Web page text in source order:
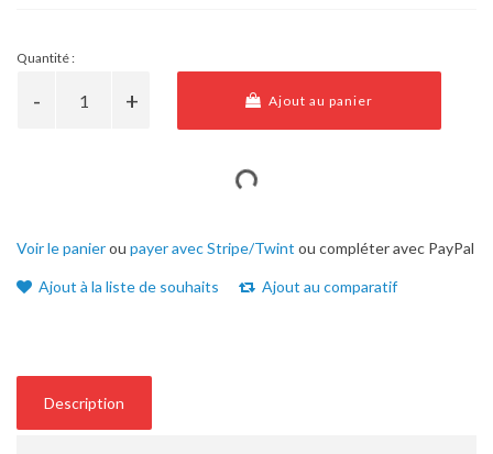
Quantité :
Ajout au panier
Voir le panierou payer avec Stripe/Twint ou compléter avec PayPal
Ajout à la liste de souhaits Ajout au comparatif
Description